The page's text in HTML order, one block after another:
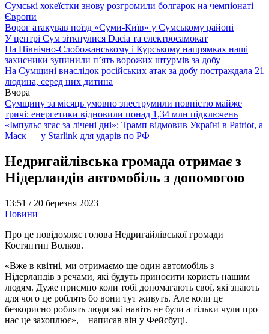
Сумські хокеїстки знову розгромили болгарок на чемпіонаті
Європи
Ворог атакував поїзд «Суми-Київ» у Сумському районі
У центрі Сум зіткнулися Dacia та електросамокат
На Північно-Слобожанському і Курському напрямках наші
захисники зупинили п’ять ворожих штурмів за добу
На Сумщині внаслідок російських атак за добу постраждала 21
людина, серед них дитина
Вчора
Сумщину за місяць умовно знеструмили повністю майже
тричі: енергетики відновили понад 1,34 млн підключень
«Імпульс згас за лічені дні»: Трамп відмовив Україні в Patriot, а
Маск — у Starlink для ударів по РФ
Недригайлівська громада отримає з
Нідерландів автомобіль з допомогою
13:51 / 20 березня 2023
Новини
Про це повідомляє голова Недригайлівської громади
Костянтин Волков.
«Вже в квітні, ми отримаємо ще один автомобіль з
Нідерландів з речами, які будуть приносити користь нашим
людям. Дуже приємно коли тобі допомагають свої, які знають
для чого це роблять бо вони тут живуть. Але коли це
безкорисно роблять люди які навіть не були а тільки чули про
нас це захоплює», – написав він у Фейсбуці.